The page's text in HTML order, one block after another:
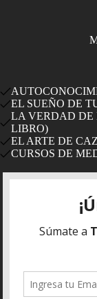
EL SUEÑO DE
LA VERDAD DE
LIBRO)
EL ARTE DE
CURSOS DE